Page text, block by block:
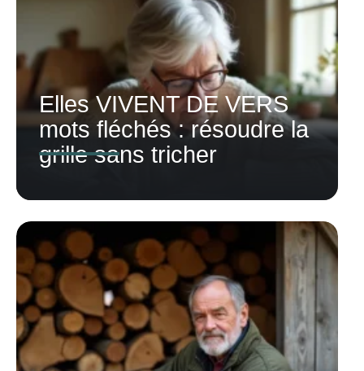
Elles VIVENT DE VERS
mots fléchés : résoudre la
grille sans tricher